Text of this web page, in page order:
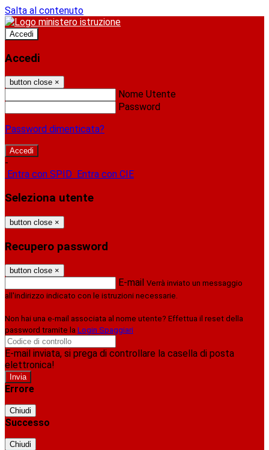
Salta al contenuto
Accedi
Accedi
button close ×
Nome Utente
Password
Password dimenticata?
-
Entra con SPID Entra con CIE
Seleziona utente
button close ×
Recupero password
button close ×
E-mail Verrà inviato un messaggio
all'indirizzo indicato con le istruzioni necessarie.
Non hai una e-mail associata al nome utente? Effettua il reset della
password tramite la Login Spaggiari
E-mail inviata, si prega di controllare la casella di posta
elettronica!
Errore
Chiudi
Successo
Chiudi